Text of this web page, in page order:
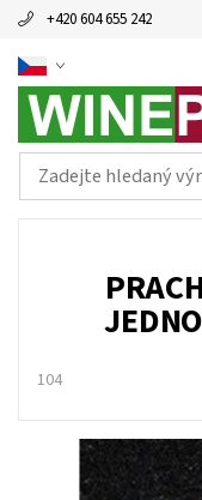
+420 604 655 242
104